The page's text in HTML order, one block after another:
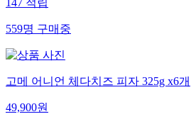
147적립
559명구매중
고메 어니언 체다치즈 피자 325g x6개
49,900원